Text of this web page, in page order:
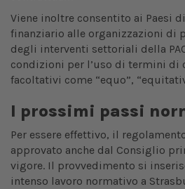
Viene inoltre consentito ai Paesi
finanziario alle organizzazioni di
degli interventi settoriali della
condizioni per l’uso di termini di
facoltativi come “equo”,
I prossimi passi
Per essere effettivo, il
approvato anche dal Consiglio
vigore. Il provvedimento si
intenso lavoro normativo a